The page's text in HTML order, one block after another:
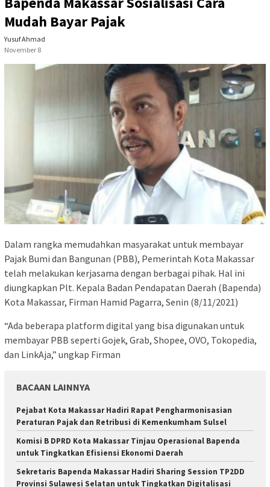
Mudah Bayar Pajak
Yusuf Ahmad
November 8
Dalam rangka memudahkan masyarakat untuk membayar
Pajak Bumi dan Bangunan (PBB), Pemerintah Kota Makassar
telah melakukan kerjasama dengan berbagai pihak. Hal ini
diungkapkan Plt. Kepala Badan Pendapatan Daerah (Bapenda)
Kota Makassar, Firman Hamid Pagarra, Senin (8/11/2021)
“Ada beberapa platform digital yang bisa digunakan untuk
membayar PBB seperti Gojek, Grab, Shopee, OVO, Tokopedia,
dan LinkAja,” ungkap Firman
BACAAN LAINNYA
Pejabat Kota Makassar Hadiri Rapat Pengharmonisasian
Peraturan Pajak dan Retribusi di Kemenkumham Sulsel
Komisi B DPRD Kota Makassar Tinjau Operasional Bapenda
untuk Tingkatkan Efisiensi Ekonomi Daerah
Sekretaris Bapenda Makassar Hadiri Sharing Session TP2DD
Provinsi Sulawesi Selatan untuk Tingkatkan Digitalisasi